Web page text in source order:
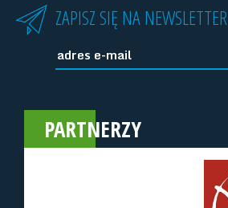
ZAPISZ SIĘ NA NEWSLETTER
PARTNERZY